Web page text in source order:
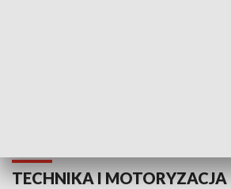
TECHNIKA I MOTORYZACJA